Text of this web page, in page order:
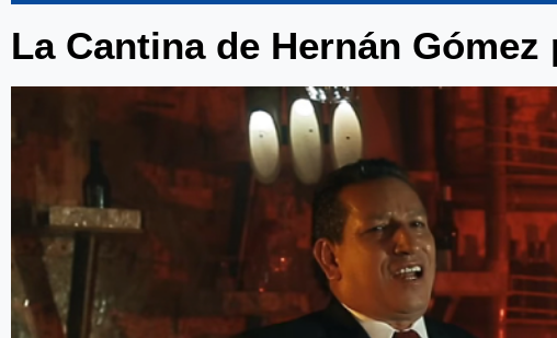
La Cantina de Hernán